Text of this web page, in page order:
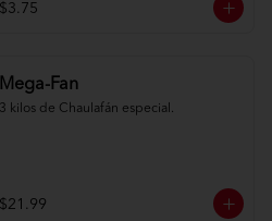
$3.75
Mega-Fan
3 kilos de Chaulafán especial.
$21.99